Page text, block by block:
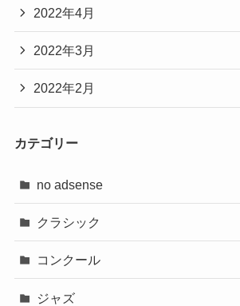
2022年4月
2022年3月
2022年2月
カテゴリー
no adsense
クラシック
コンクール
ジャズ